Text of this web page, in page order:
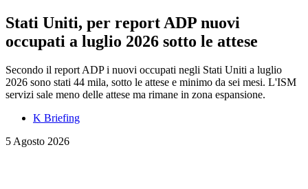
Stati Uniti, per report ADP nuovi
occupati a luglio 2026 sotto le attese
Secondo il report ADP i nuovi occupati negli Stati Uniti a luglio
2026 sono stati 44 mila, sotto le attese e minimo da sei mesi. L'ISM
servizi sale meno delle attese ma rimane in zona espansione.
K Briefing
5 Agosto 2026